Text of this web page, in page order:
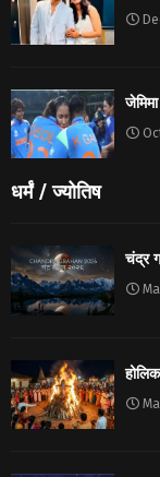
धर्मं / ज्योतिष
चंद्र